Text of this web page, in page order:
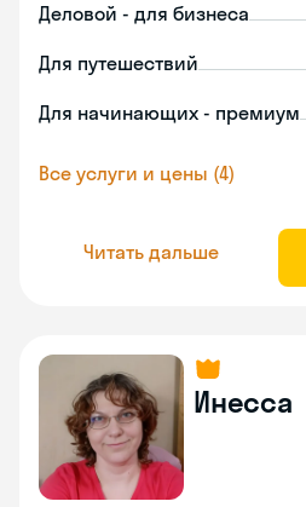
Деловой - для бизнеса
Для путешествий
Для начинающих - премиум
Все услуги и цены (4)
Читать дальше
Инесса